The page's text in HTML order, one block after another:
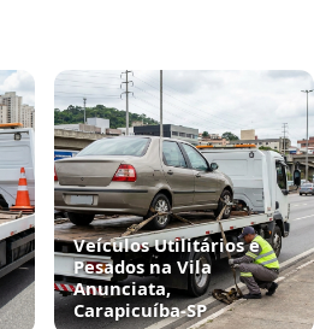
Veículos Utilitários e
Pesados na Vila
Anunciata,
Carapicuíba‑SP